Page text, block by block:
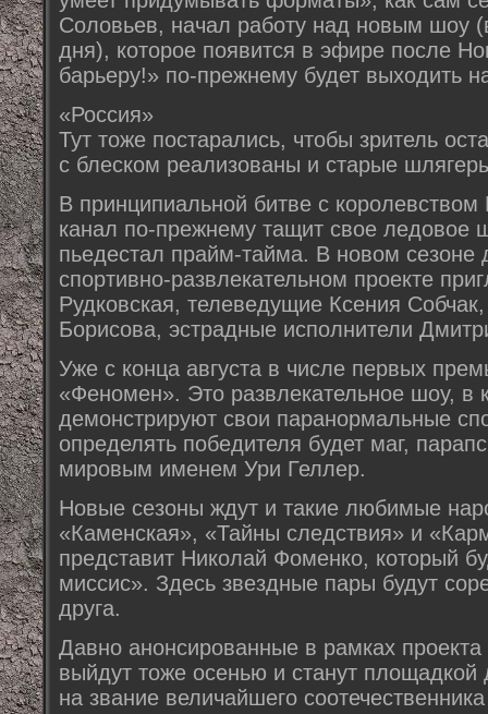
Соловьев, начал работу над новым шоу
дня), которое появится в эфире после
барьеру!» по-прежнему будет выходить
«Россия»
Тут тоже постарались, чтобы зритель
с блеском реализованы и старые
В принципиальной битве с королевством
канал по-прежнему тащит свое ледовое
пьедестал прайм-тайма. В новом сезоне
спортивно-развлекательном проекте
Рудковская, телеведущие Ксения
Борисова, эстрадные исполнители
Уже с конца августа в числе первых
«Феномен». Это развлекательное шоу, в
демонстрируют свои паранормальные
определять победителя будет маг,
мировым именем Ури Геллер.
Новые сезоны ждут и такие любимые
«Каменская», «Тайны следствия» и
представит Николай Фоменко, который
миссис». Здесь звездные пары будут
друга.
Давно анонсированные в рамках
выйдут тоже осенью и станут площадкой
на звание величайшего